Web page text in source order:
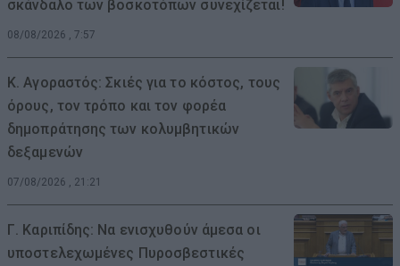
σκάνδαλο των βοσκοτόπων συνεχίζεται!
08/08/2026 , 7:57
Κ. Αγοραστός: Σκιές για το κόστος, τους
όρους, τον τρόπο και τον φορέα
δημοπράτησης των κολυμβητικών
δεξαμενών
07/08/2026 , 21:21
Γ. Καριπίδης: Να ενισχυθούν άμεσα οι
υποστελεχωμένες Πυροσβεστικές